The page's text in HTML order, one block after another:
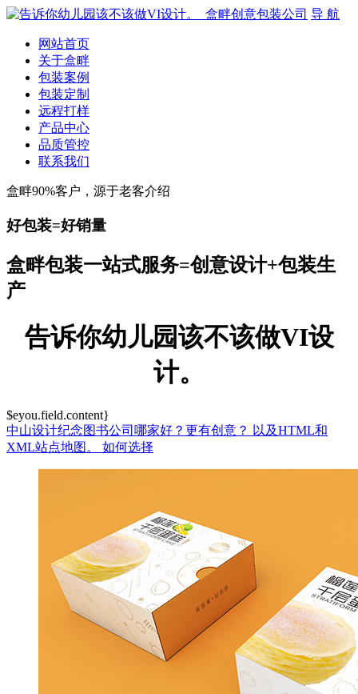
导 航
网站首页
关于盒畔
包装案例
包装定制
远程打样
产品中心
品质管控
联系我们
盒畔90%客户，源于老客介绍
好包装=好销量
盒畔包装一站式服务=创意设计+包装生
产
告诉你幼儿园该不该做VI设
计。
$eyou.field.content}
中山设计纪念图书公司哪家好？更有创意？
以及HTML和
XML站点地图。 如何选择